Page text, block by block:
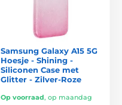
Samsung Galaxy A15 5G
Hoesje - Shining -
Siliconen Case met
Glitter - Zilver-Roze
Op voorraad, op maandag